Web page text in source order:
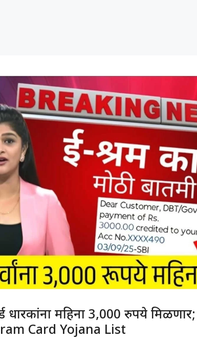
धारकांना महिना 3,000 रुपये मिळणार;
Card Yojana List